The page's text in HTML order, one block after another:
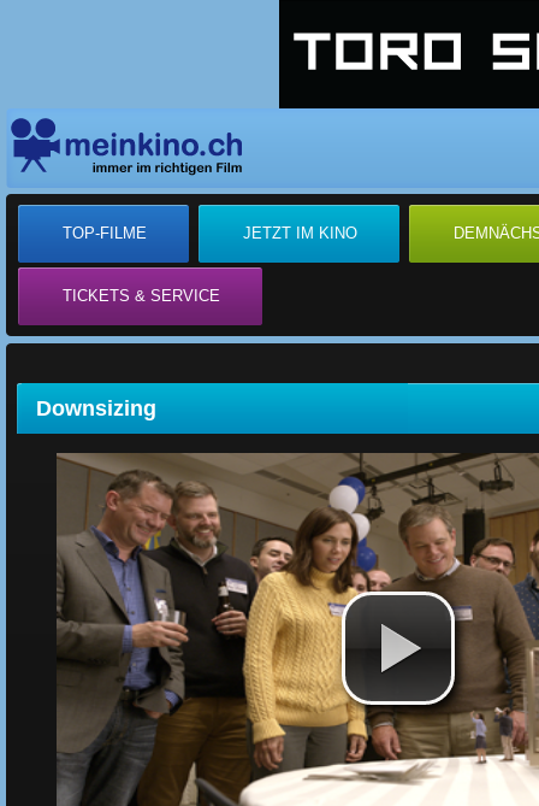
TOP-FILME JETZT IM KINO
TICKETS & SERVICE
Downsizing